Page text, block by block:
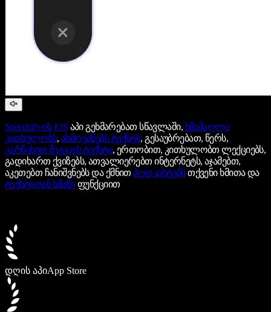
Speechify-ის iOS აპი გეხმარებათ სწავლაში, ხმამაღლა
კითხულობს, ახმოვანებს ტექსტს, გესაუბრებათ, წერს,
კარნახით შეგყავს ტექსტი, ერთობით, კითხულობთ ლექციებს,
გადიხართ ქვიზებს, ათვალიერებთ ინტერნეტს, აჯამებთ,
აკეთებთ ჩანიშვნებს და ქმნითპოდკასტებსთქვენი ხმითა და
ტექსტიდან ხმაზეფუნქციით
დღის აპიApp Store